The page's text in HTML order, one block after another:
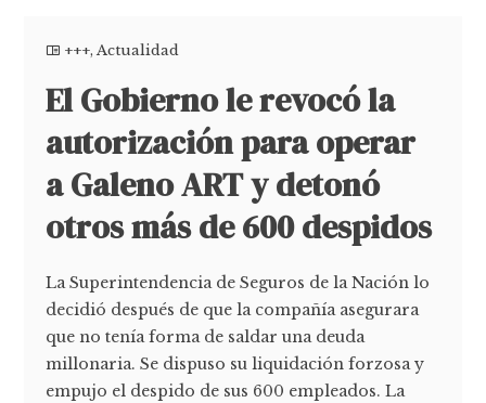
+++,Actualidad
El Gobierno le revocó la
autorización para operar
a Galeno ART y detonó
otros más de 600 despidos
La Superintendencia de Seguros de la Nación lo
decidió después de que la compañía asegurara
que no tenía forma de saldar una deuda
millonaria. Se dispuso su liquidación forzosa y
empujo el despido de sus 600 empleados. La